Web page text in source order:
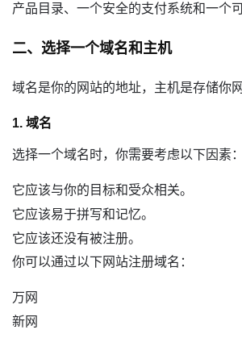
产品目录、一个安全的支付系统和一个
二、选择一个域名和主机
域名是你的网站的地址，主机是存储你
1. 域名
选择一个域名时，你需要考虑以下因素：
它应该与你的目标和受众相关。
它应该易于拼写和记忆。
它应该还没有被注册。
你可以通过以下网站注册域名：
万网
新网